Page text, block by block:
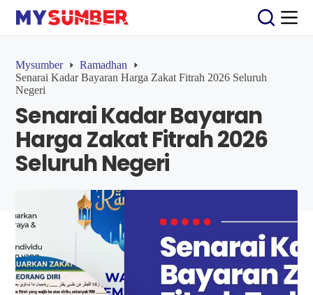
S
k
t
o
c
n
t
Mysumber
Ramadhan
Senarai Kadar Bayaran Harga Zakat Fitrah 2026 Seluruh
Negeri
Senarai Kadar Bayaran
Harga Zakat Fitrah 2026
Seluruh Negeri